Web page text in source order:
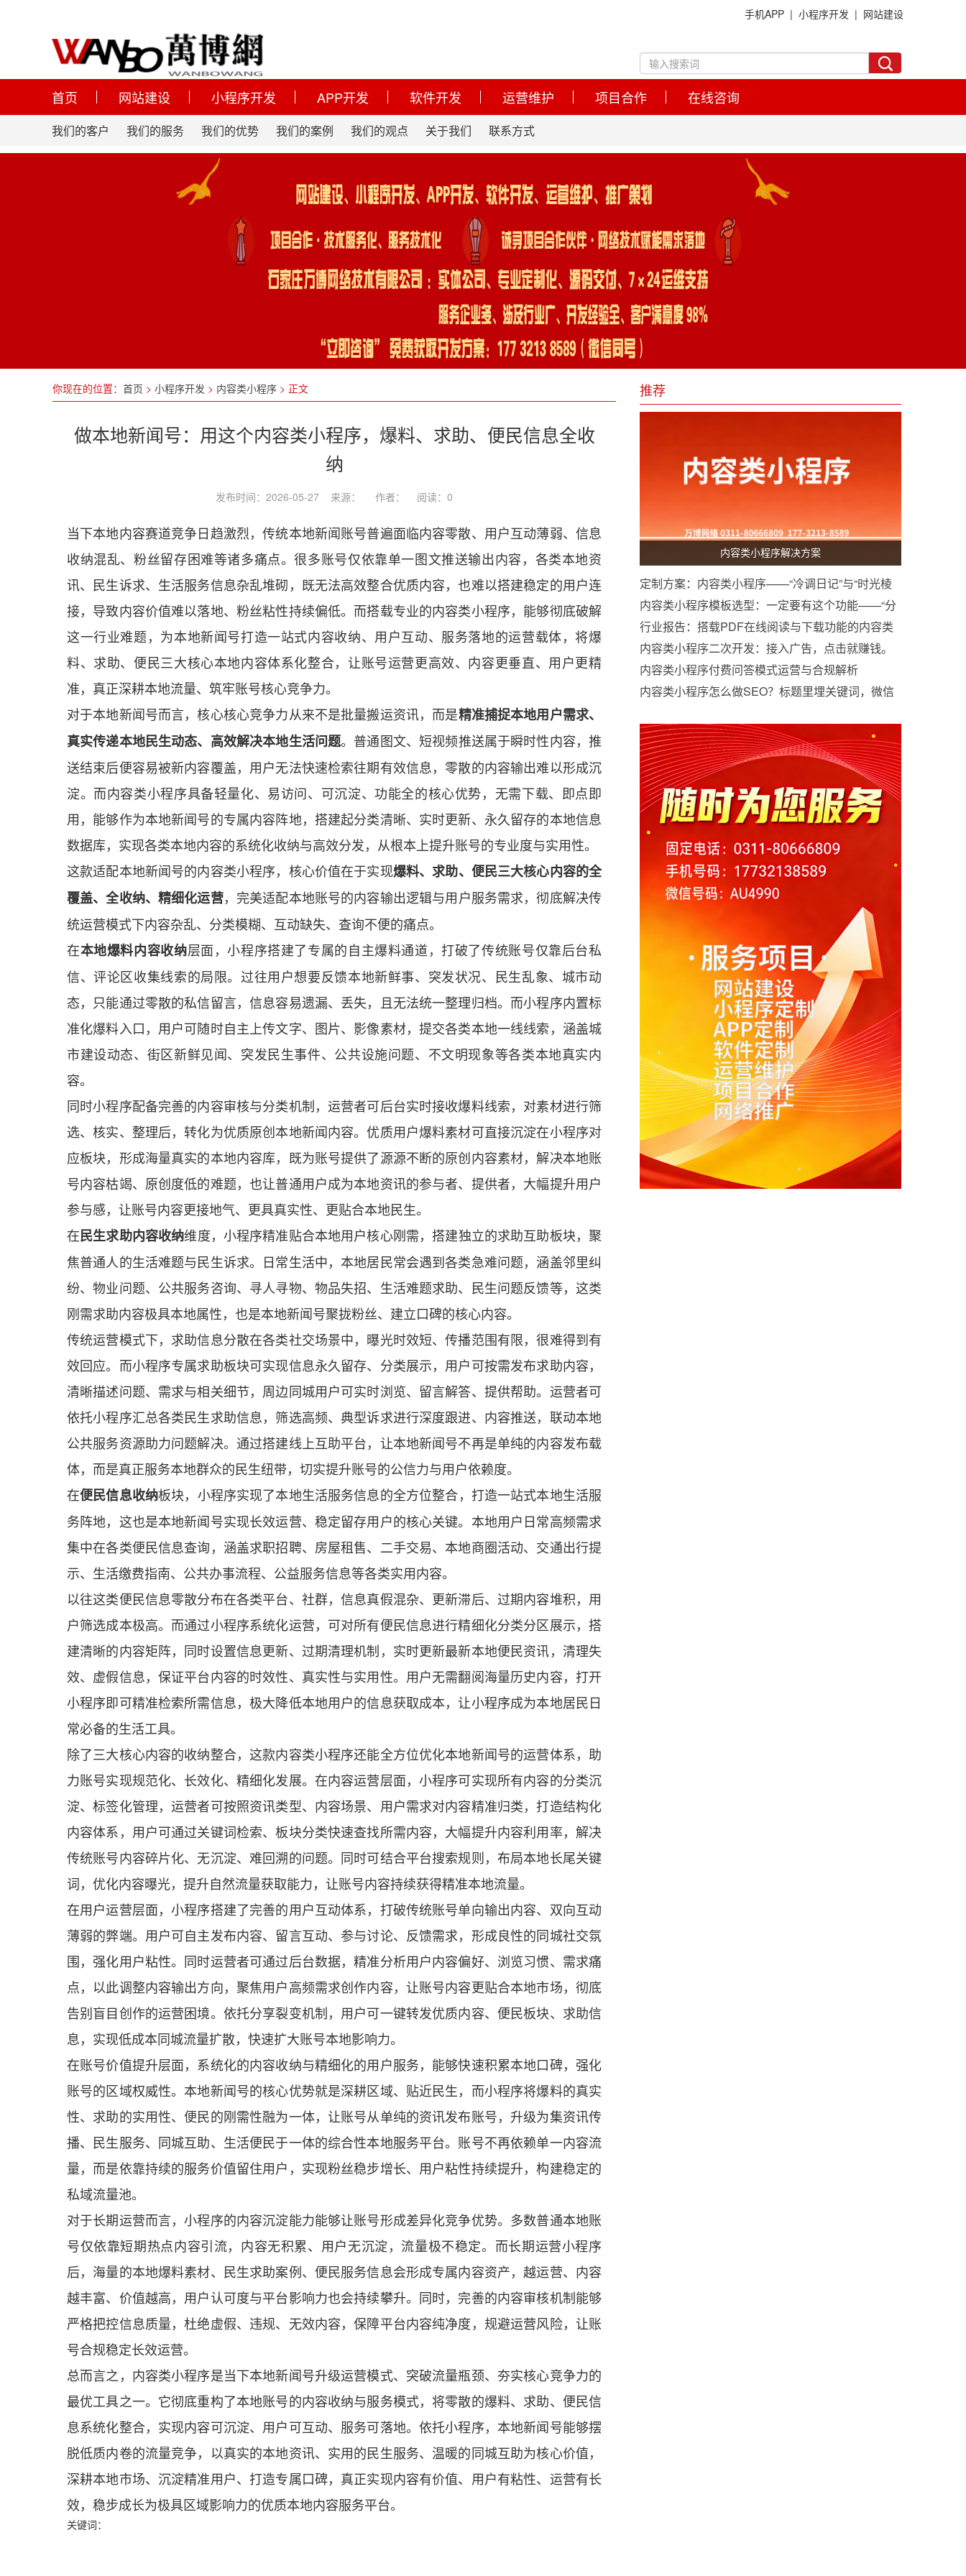
网站建设
小程序开发 |
手机APP |
首页 网站建设 小程序开发 APP开发 软件开发 运营维护 项目合作 在线咨询
我们的客户 我们的服务 我们的优势 我们的案例 我们的观点 关于我们 联系方式
你现在的位置： 首页 > 小程序开发 > 内容类小程序 > 正文
做本地新闻号：用这个内容类小程序，爆料、求助、便民信息全收
纳
发布时间：2026-05-27 来源： 作者： 阅读： 0
当下本地内容赛道竞争日趋激烈，传统本地新闻账号普遍面临内容零散、用户互动薄弱、信息
收纳混乱、粉丝留存困难等诸多痛点。很多账号仅依靠单一图文推送输出内容，各类本地资
讯、民生诉求、生活服务信息杂乱堆砌，既无法高效整合优质内容，也难以搭建稳定的用户连
接，导致内容价值难以落地、粉丝粘性持续偏低。而搭载专业的内容类小程序，能够彻底破解
这一行业难题，为本地新闻号打造一站式内容收纳、用户互动、服务落地的运营载体，将爆
料、求助、便民三大核心本地内容体系化整合，让账号运营更高效、内容更垂直、用户更精
准，真正深耕本地流量、筑牢账号核心竞争力。
对于本地新闻号而言，核心核心竞争力从来不是批量搬运资讯，而是精准捕捉本地用户需求、
真实传递本地民生动态、高效解决本地生活问题。普通图文、短视频推送属于瞬时性内容，推
送结束后便容易被新内容覆盖，用户无法快速检索往期有效信息，零散的内容输出难以形成沉
淀。而内容类小程序具备轻量化、易访问、可沉淀、功能全的核心优势，无需下载、即点即
用，能够作为本地新闻号的专属内容阵地，搭建起分类清晰、实时更新、永久留存的本地信息
数据库，实现各类本地内容的系统化收纳与高效分发，从根本上提升账号的专业度与实用性。
这款适配本地新闻号的内容类小程序，核心价值在于实现爆料、求助、便民三大核心内容的全
覆盖、全收纳、精细化运营，完美适配本地账号的内容输出逻辑与用户服务需求，彻底解决传
统运营模式下内容杂乱、分类模糊、互动缺失、查询不便的痛点。
在本地爆料内容收纳层面，小程序搭建了专属的自主爆料通道，打破了传统账号仅靠后台私
信、评论区收集线索的局限。过往用户想要反馈本地新鲜事、突发状况、民生乱象、城市动
态，只能通过零散的私信留言，信息容易遗漏、丢失，且无法统一整理归档。而小程序内置标
准化爆料入口，用户可随时自主上传文字、图片、影像素材，提交各类本地一线线索，涵盖城
市建设动态、街区新鲜见闻、突发民生事件、公共设施问题、不文明现象等各类本地真实内
容。
同时小程序配备完善的内容审核与分类机制，运营者可后台实时接收爆料线索，对素材进行筛
选、核实、整理后，转化为优质原创本地新闻内容。优质用户爆料素材可直接沉淀在小程序对
应板块，形成海量真实的本地内容库，既为账号提供了源源不断的原创内容素材，解决本地账
号内容枯竭、原创度低的难题，也让普通用户成为本地资讯的参与者、提供者，大幅提升用户
参与感，让账号内容更接地气、更具真实性、更贴合本地民生。
在民生求助内容收纳维度，小程序精准贴合本地用户核心刚需，搭建独立的求助互助板块，聚
焦普通人的生活难题与民生诉求。日常生活中，本地居民常会遇到各类急难问题，涵盖邻里纠
纷、物业问题、公共服务咨询、寻人寻物、物品失招、生活难题求助、民生问题反馈等，这类
刚需求助内容极具本地属性，也是本地新闻号聚拢粉丝、建立口碑的核心内容。
传统运营模式下，求助信息分散在各类社交场景中，曝光时效短、传播范围有限，很难得到有
效回应。而小程序专属求助板块可实现信息永久留存、分类展示，用户可按需发布求助内容，
清晰描述问题、需求与相关细节，周边同城用户可实时浏览、留言解答、提供帮助。运营者可
依托小程序汇总各类民生求助信息，筛选高频、典型诉求进行深度跟进、内容推送，联动本地
公共服务资源助力问题解决。通过搭建线上互助平台，让本地新闻号不再是单纯的内容发布载
体，而是真正服务本地群众的民生纽带，切实提升账号的公信力与用户依赖度。
在便民信息收纳板块，小程序实现了本地生活服务信息的全方位整合，打造一站式本地生活服
务阵地，这也是本地新闻号实现长效运营、稳定留存用户的核心关键。本地用户日常高频需求
集中在各类便民信息查询，涵盖求职招聘、房屋租售、二手交易、本地商圈活动、交通出行提
示、生活缴费指南、公共办事流程、公益服务信息等各类实用内容。
以往这类便民信息零散分布在各类平台、社群，信息真假混杂、更新滞后、过期内容堆积，用
户筛选成本极高。而通过小程序系统化运营，可对所有便民信息进行精细化分类分区展示，搭
建清晰的内容矩阵，同时设置信息更新、过期清理机制，实时更新最新本地便民资讯，清理失
效、虚假信息，保证平台内容的时效性、真实性与实用性。用户无需翻阅海量历史内容，打开
小程序即可精准检索所需信息，极大降低本地用户的信息获取成本，让小程序成为本地居民日
常必备的生活工具。
除了三大核心内容的收纳整合，这款内容类小程序还能全方位优化本地新闻号的运营体系，助
力账号实现规范化、长效化、精细化发展。在内容运营层面，小程序可实现所有内容的分类沉
淀、标签化管理，运营者可按照资讯类型、内容场景、用户需求对内容精准归类，打造结构化
内容体系，用户可通过关键词检索、板块分类快速查找所需内容，大幅提升内容利用率，解决
传统账号内容碎片化、无沉淀、难回溯的问题。同时可结合平台搜索规则，布局本地长尾关键
词，优化内容曝光，提升自然流量获取能力，让账号内容持续获得精准本地流量。
在用户运营层面，小程序搭建了完善的用户互动体系，打破传统账号单向输出内容、双向互动
薄弱的弊端。用户可自主发布内容、留言互动、参与讨论、反馈需求，形成良性的同城社交氛
围，强化用户粘性。同时运营者可通过后台数据，精准分析用户内容偏好、浏览习惯、需求痛
点，以此调整内容输出方向，聚焦用户高频需求创作内容，让账号内容更贴合本地市场，彻底
告别盲目创作的运营困境。依托分享裂变机制，用户可一键转发优质内容、便民板块、求助信
息，实现低成本同城流量扩散，快速扩大账号本地影响力。
在账号价值提升层面，系统化的内容收纳与精细化的用户服务，能够快速积累本地口碑，强化
账号的区域权威性。本地新闻号的核心优势就是深耕区域、贴近民生，而小程序将爆料的真实
性、求助的实用性、便民的刚需性融为一体，让账号从单纯的资讯发布账号，升级为集资讯传
播、民生服务、同城互助、生活便民于一体的综合性本地服务平台。账号不再依赖单一内容流
量，而是依靠持续的服务价值留住用户，实现粉丝稳步增长、用户粘性持续提升，构建稳定的
私域流量池。
对于长期运营而言，小程序的内容沉淀能力能够让账号形成差异化竞争优势。多数普通本地账
号仅依靠短期热点内容引流，内容无积累、用户无沉淀，流量极不稳定。而长期运营小程序
后，海量的本地爆料素材、民生求助案例、便民服务信息会形成专属内容资产，越运营、内容
越丰富、价值越高，用户认可度与平台影响力也会持续攀升。同时，完善的内容审核机制能够
严格把控信息质量，杜绝虚假、违规、无效内容，保障平台内容纯净度，规避运营风险，让账
号合规稳定长效运营。
总而言之，内容类小程序是当下本地新闻号升级运营模式、突破流量瓶颈、夯实核心竞争力的
最优工具之一。它彻底重构了本地账号的内容收纳与服务模式，将零散的爆料、求助、便民信
息系统化整合，实现内容可沉淀、用户可互动、服务可落地。依托小程序，本地新闻号能够摆
脱低质内卷的流量竞争，以真实的本地资讯、实用的民生服务、温暖的同城互助为核心价值，
深耕本地市场、沉淀精准用户、打造专属口碑，真正实现内容有价值、用户有粘性、运营有长
效，稳步成长为极具区域影响力的优质本地内容服务平台。
关键词：
推荐
内容类小程序解决方案
定制方案：内容类小程序——“冷调日记”与“时光棱
镜”双模开发构想
内容类小程序模板选型：一定要有这个功能——“分
享生成海报”
行业报告：搭载PDF在线阅读与下载功能的内容类
小程序行业发展分析
内容类小程序二次开发：接入广告，点击就赚钱。
内容类小程序付费问答模式运营与合规解析
内容类小程序怎么做SEO？标题里埋关键词，微信